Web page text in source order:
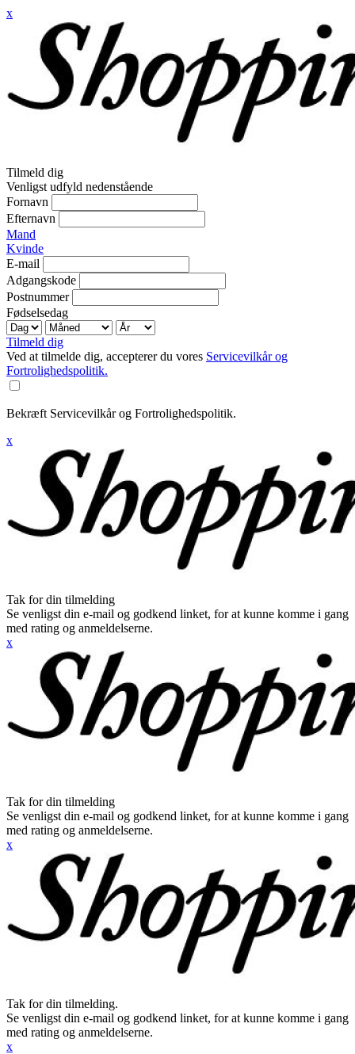
x
Tilmeld dig
Venligst udfyld nedenstående
Fornavn
Efternavn
Mand
Kvinde
E-mail
Adgangskode
Postnummer
Fødselsedag
Tilmeld dig
Ved at tilmelde dig, accepterer du vores Servicevilkår og
Fortrolighedspolitik.
Bekræft Servicevilkår og Fortrolighedspolitik.
x
Tak for din tilmelding
Se venligst din e-mail og godkend linket, for at kunne komme i gang
med rating og anmeldelserne.
x
Tak for din tilmelding
Se venligst din e-mail og godkend linket, for at kunne komme i gang
med rating og anmeldelserne.
x
Tak for din tilmelding.
Se venligst din e-mail og godkend linket, for at kunne komme i gang
med rating og anmeldelserne.
x